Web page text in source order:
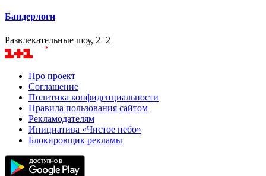
Бандерлоги
Развлекательные шоу, 2+2
Про проект
Соглашение
Политика конфиденциальности
Правила пользования сайтом
Рекламодателям
Инициатива «Чистое небо»
Блокировщик рекламы